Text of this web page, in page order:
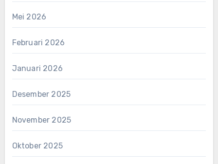
Mei 2026
Februari 2026
Januari 2026
Desember 2025
November 2025
Oktober 2025